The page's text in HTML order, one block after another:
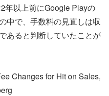
年以上前にGoogle Playの
中で、手数料の見直しは収
あると判断していたことが
Changes for Hit on Sales,